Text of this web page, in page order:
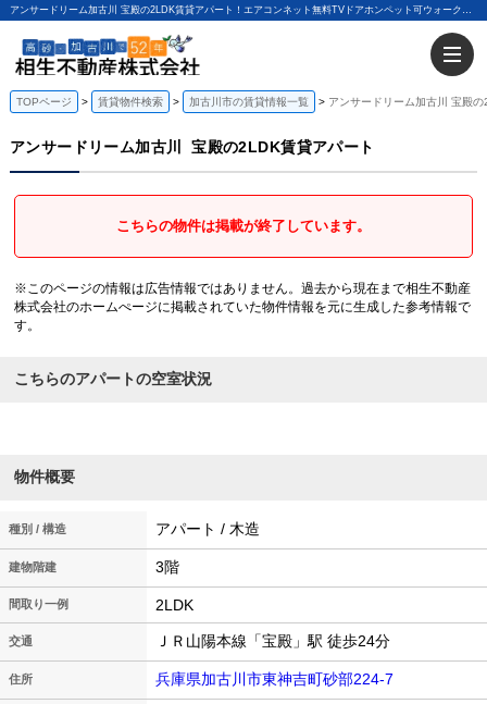
アンサードリーム加古川 宝殿の2LDK賃貸アパート！エアコンネット無料TVドアホンペット可ウォークインクローゼット｜相生不動産株式会社
TOPページ 賃貸物件検索 加古川市の賃貸情報一覧 アンサードリーム加古川 宝殿
アンサードリーム加古川 宝殿の2LDK賃貸アパート
こちらの物件は掲載が終了しています。
※このページの情報は広告情報ではありません。過去から現在まで相生不動産
株式会社のホームぺージに掲載されていた物件情報を元に生成した参考情報で
す。
こちらのアパートの空室状況
物件概要
種別 / 構造 アパート / 木造
建物階建 3階
間取り一例 2LDK
交通 ＪＲ山陽本線「宝殿」駅 徒歩24分
住所 兵庫県加古川市東神吉町砂部224-7